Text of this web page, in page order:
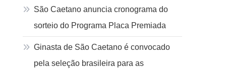
São Caetano anuncia cronograma do
sorteio do Programa Placa Premiada
Ginasta de São Caetano é convocado
pela seleção brasileira para as